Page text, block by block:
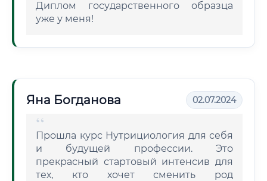
Диплом государственного образца
уже у меня!
Яна Богданова 02.07.2024
Прошла курс Нутрициология для себя
и будущей профессии. Это
прекрасный стартовый интенсив для
тех, кто хочет сменить род